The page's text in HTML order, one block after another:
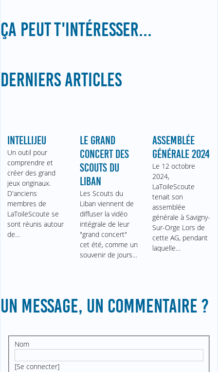
ÇA PEUT T'INTÉRESSER...
DERNIERS ARTICLES
INTELLIJEU
Un outil pour
comprendre et
créer des grand
jeux originaux.
D'anciens
membres de
LaToileScoute se
sont réunis autour
de…
LE GRAND
CONCERT DES
SCOUTS DU
LIBAN
Les Scouts du
Liban viennent de
diffuser la vidéo
intégrale de leur
"grand concert"
cet été, comme un
souvenir de jours…
ASSEMBLÉE
GÉNÉRALE 2024
Le 12 octobre
2024,
LaToileScoute
tenait son
assemblée
générale à Savigny-
Sur-Orge Lors de
cette AG, pendant
laquelle…
UN MESSAGE, UN COMMENTAIRE ?
Nom
[Se connecter]